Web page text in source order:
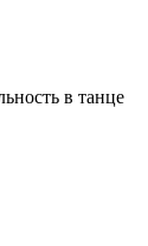
в танце